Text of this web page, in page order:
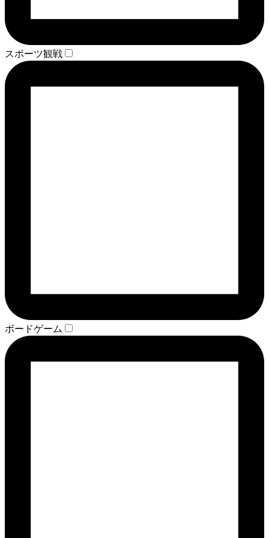
スポーツ観戦
ボードゲーム